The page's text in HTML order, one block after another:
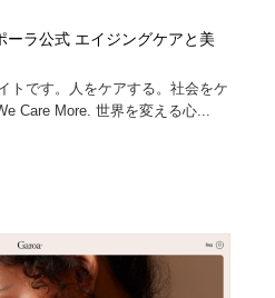
ーラ公式 エイジングケアと美
トです。人をケアする。社会をケ
Care More. 世界を変える心...